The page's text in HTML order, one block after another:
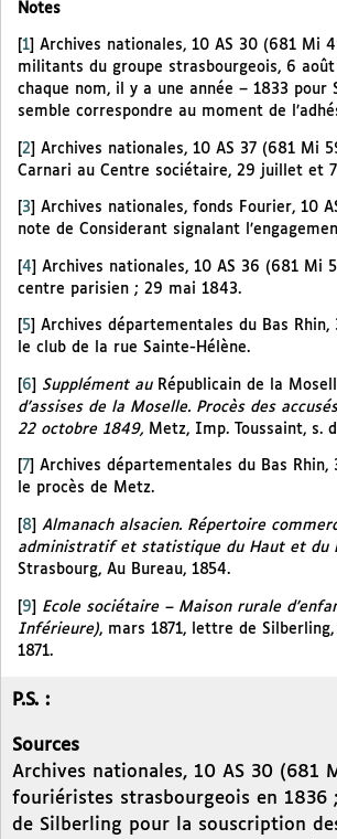
Notes
1
Archives nationales, 10 AS 30 (681 Mi
militants du groupe strasbourgeois, 6
chaque nom, il y a une année – 1833 pour
semble correspondre au moment de
[2] Archives nationales, 10 AS 37 (681 Mi
Carnari au Centre sociétaire, 29 juillet et
3
Archives nationales, fonds Fourier, 10
note de Considerant signalant
[4] Archives nationales, 10 AS 36 (681 Mi
centre parisien ; 29 mai 1843.
5
Archives départementales du Bas Rhin,
le club de la rue Sainte-Hélène.
[6] Supplément auRépublicain de la
d’assises de la Moselle. Procès des
22 octobre 1849, Metz, Imp. Toussaint, s.
7
Archives départementales du Bas Rhin,
le procès de Metz.
8
Almanach alsacien. Répertoire
administratif et statistique du Haut et du
Strasbourg, Au Bureau, 1854.
[9] Ecole sociétaire – Maison rurale
Inférieure), mars 1871, lettre de Silberling,
1871.
P.S. :
Sources
Archives nationales, 10 AS 30 (681
fouriéristes strasbourgeois en 1836
de Silberling pour la souscription